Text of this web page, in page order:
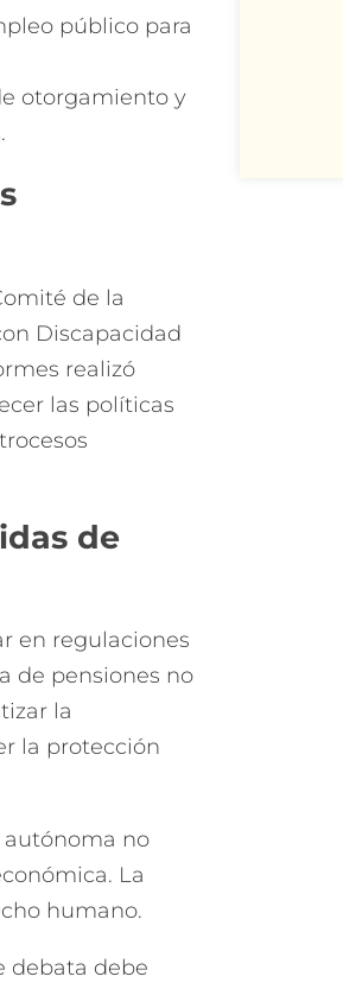
público para
otorgamiento y
de la
Discapacidad
realizó
las políticas
de
en regulaciones
de pensiones no
la
la protección
autónoma no
La
humano.
debata debe